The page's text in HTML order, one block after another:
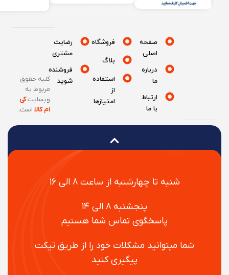
شنبه تا چهارشنبه از ساعت ۸ الی ۱۶
پنجشنبه ۸ الی ۱۴
پاسخگوی تماس شما هستیم
شما میتوانید مشکلات خود را از طریق تیکت
پیگیری کنید
صفحه
درباره
ارتباط
فروشگاه
بلاگ
استفاده
امتیازها
رضایت
مشتری
فروشنده
شوید
کلیه حقوق
مربوط به
وبسایتکی
ام کالااست.